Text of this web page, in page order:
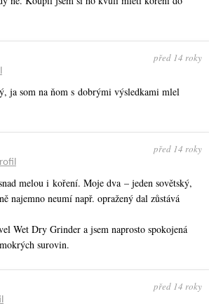
před 14 roky
ja som na ňom s dobrými výsledkami mlel
před 14 roky
melou i koření. Moje dva – jeden sovětský,
najemno neumí např. opražený dal zůstává
Wet Dry Grinder a jsem naprosto spokojená
surovin.
před 14 roky